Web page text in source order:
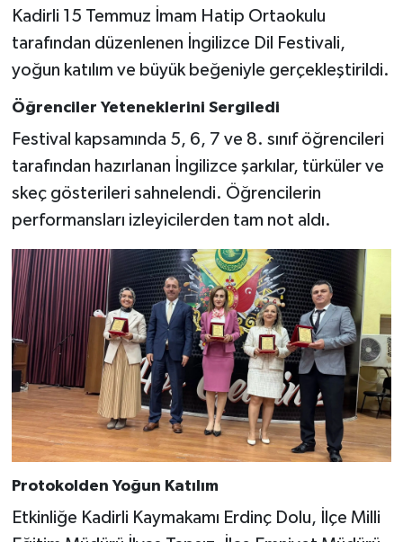
Kadirli 15 Temmuz İmam Hatip Ortaokulu
tarafından düzenlenen İngilizce Dil Festivali,
yoğun katılım ve büyük beğeniyle gerçekleştirildi.
Öğrenciler Yeteneklerini Sergiledi
Festival kapsamında 5, 6, 7 ve 8. sınıf öğrencileri
tarafından hazırlanan İngilizce şarkılar, türküler ve
skeç gösterileri sahnelendi. Öğrencilerin
performansları izleyicilerden tam not aldı.
Protokolden Yoğun Katılım
Etkinliğe Kadirli Kaymakamı Erdinç Dolu, İlçe Milli